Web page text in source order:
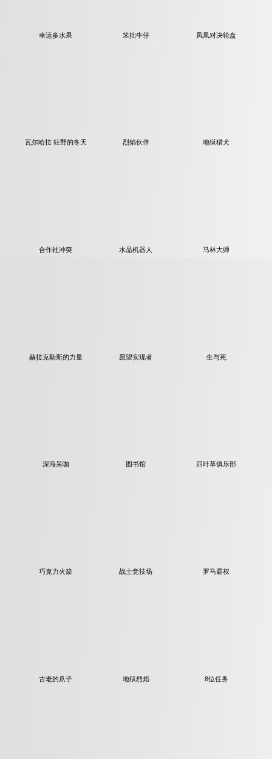
幸运多水果 笨拙牛仔 凤凰对决轮盘
瓦尔哈拉 狂野的冬天 烈焰伙伴 地狱猎犬
合作社冲突 水晶机器人 马林大师
赫拉克勒斯的力量 愿望实现者 生与死
深海呆咖 图书馆 四叶草俱乐部
巧克力火箭 战士竞技场 罗马霸权
古老的爪子 地狱烈焰 8位任务